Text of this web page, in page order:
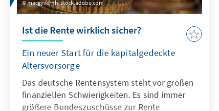
macgyverhh, stock.adobe.com
Ist die Rente wirklich sicher?
Ein neuer Start für die kapitalgedeckte
Altersvorsorge
Das deutsche Rentensystem steht vor großen
finanziellen Schwierigkeiten. Es sind immer
größere Bundeszuschüsse zur Rente